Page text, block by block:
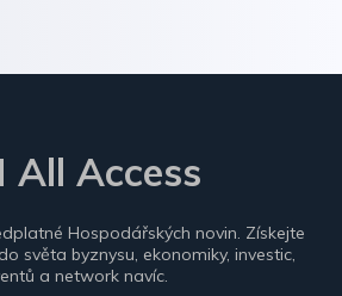
All Access
Hospodářských novin. Získejte
světa byznysu, ekonomiky, investic,
a network navíc.